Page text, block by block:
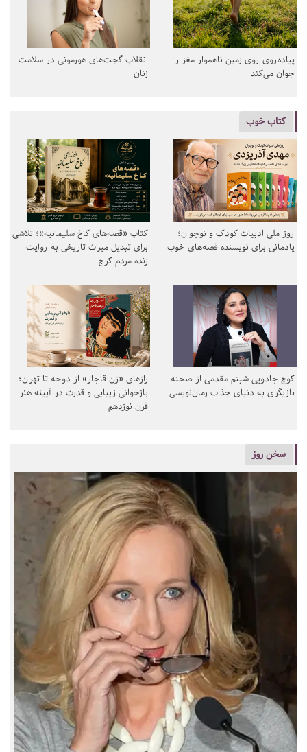
پیاده‌روی روی زمین ناهموار مغز را
جوان می‌کند
انقلاب گجت‌های هورمونی در سلامت
زنان
کتاب خوب
روز ملی ادبیات کودک و نوجوان؛
یادمانی برای نویسنده قصه‌های خوب
کتاب «قصه‌های کاخ سلیمانیه»؛ تلاشی
برای تبدیل میراث تاریخی به روایت
زنده مردم کرج
کوچ جادویی شبنم مقدمی از صحنه
بازیگری به دنیای جذاب رمان‌نویسی
رازهای «زن قاجار» از دوحه تا تهران؛
بازخوانی زیبایی و قدرت در آیینه هنر
قرن نوزدهم
سخن روز